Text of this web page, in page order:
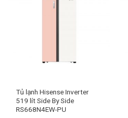
Tủ lạnh Hisense Inverter
519 lít Side By Side
RS668N4EW-PU